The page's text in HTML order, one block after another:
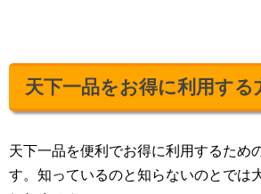
天下一品をお得に利用する
天下一品を便利でお得に利用するため
す。知っているのと知らないのとでは